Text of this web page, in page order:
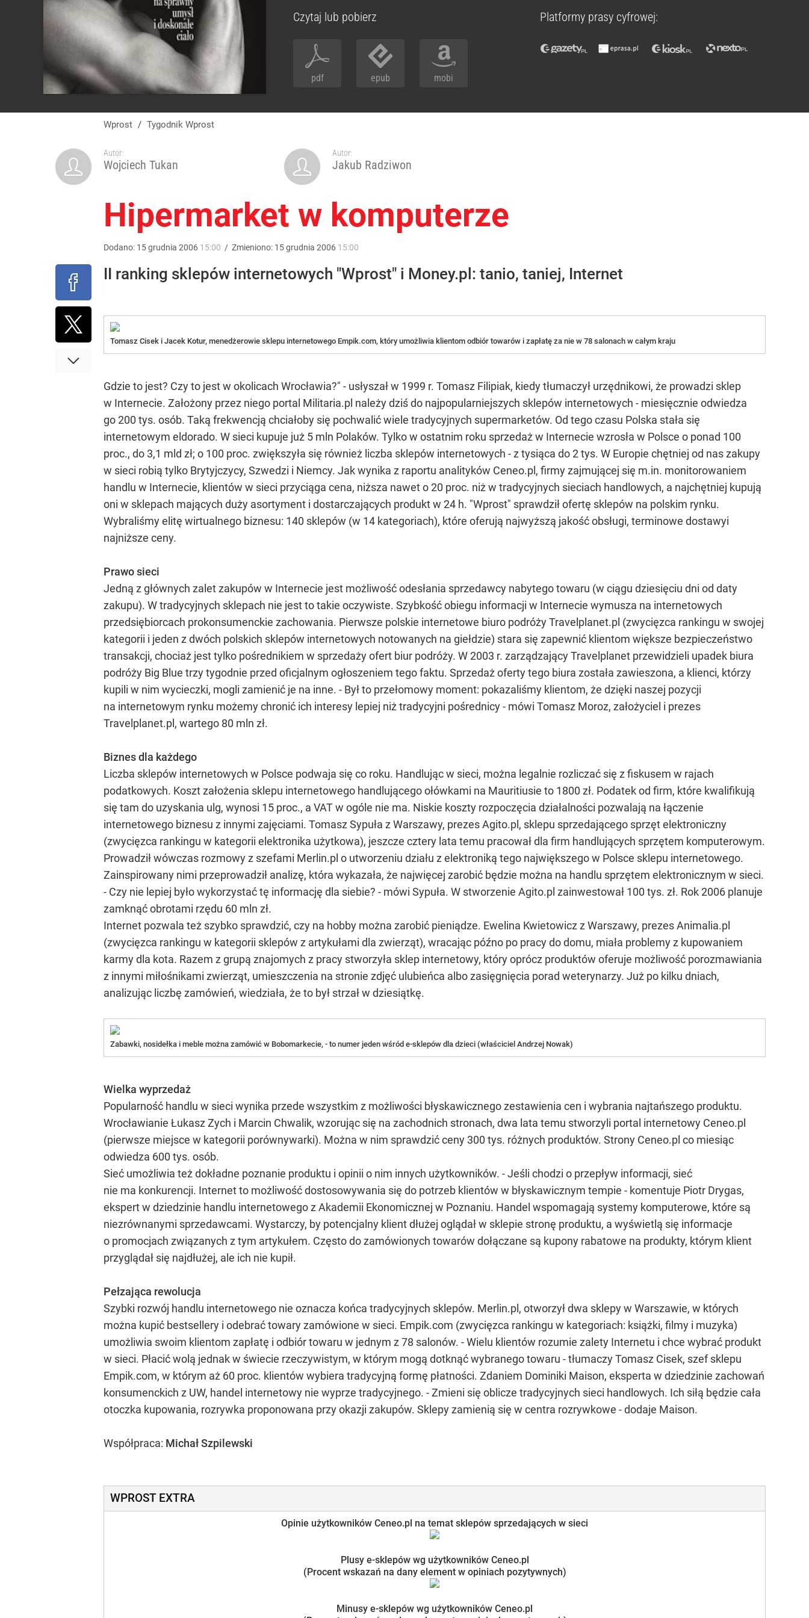
Czytaj lub pobierz
pdf epub mobi
Platformy prasy cyfrowej:
Wprost / Tygodnik Wprost
Autor:
Wojciech Tukan
Autor:
Jakub Radziwon
Hipermarket w komputerze
Dodano: 15grudnia 2006 15:00 / Zmieniono: 15grudnia 2006 15:00
II ranking sklepów internetowych "Wprost" i Money.pl: tanio, taniej, Internet
Tomasz Cisek i Jacek Kotur, menedżerowie sklepu internetowego Empik.com, który umożliwia klientom odbiór towarów i zapłatę za nie w 78 salonach w całym kraju
Gdzie to jest? Czy to jest w okolicach Wrocławia?" - usłyszał w 1999 r. Tomasz Filipiak, kiedy tłumaczył urzędnikowi, że prowadzi sklep
w Internecie. Założony przez niego portal Militaria.pl należy dziś do najpopularniejszych sklepów internetowych - miesięcznie odwiedza
go 200 tys. osób. Taką frekwencją chciałoby się pochwalić wiele tradycyjnych supermarketów. Od tego czasu Polska stała się
internetowym eldorado. W sieci kupuje już 5 mln Polaków. Tylko w ostatnim roku sprzedaż w Internecie wzrosła w Polsce o ponad 100
proc., do 3,1 mld zł; o 100 proc. zwiększyła się również liczba sklepów internetowych - z tysiąca do 2 tys. W Europie chętniej od nas zakupy
w sieci robią tylko Brytyjczycy, Szwedzi i Niemcy. Jak wynika z raportu analityków Ceneo.pl, firmy zajmującej się m.in. monitorowaniem
handlu w Internecie, klientów w sieci przyciąga cena, niższa nawet o 20 proc. niż w tradycyjnych sieciach handlowych, a najchętniej kupują
oni w sklepach mających duży asortyment i dostarczających produkt w 24 h. "Wprost" sprawdził ofertę sklepów na polskim rynku.
Wybraliśmy elitę wirtualnego biznesu: 140 sklepów (w 14 kategoriach), które oferują najwyższą jakość obsługi, terminowe dostawyi
najniższe ceny.
Prawo sieci
Jedną z głównych zalet zakupów w Internecie jest możliwość odesłania sprzedawcy nabytego towaru (w ciągu dziesięciu dni od daty
zakupu). W tradycyjnych sklepach nie jest to takie oczywiste. Szybkość obiegu informacji w Internecie wymusza na internetowych
przedsiębiorcach prokonsumenckie zachowania. Pierwsze polskie internetowe biuro podróży Travelplanet.pl (zwycięzca rankingu w swojej
kategorii i jeden z dwóch polskich sklepów internetowych notowanych na giełdzie) stara się zapewnić klientom większe bezpieczeństwo
transakcji, chociaż jest tylko pośrednikiem w sprzedaży ofert biur podróży. W 2003 r. zarządzający Travelplanet przewidzieli upadek biura
podróży Big Blue trzy tygodnie przed oficjalnym ogłoszeniem tego faktu. Sprzedaż oferty tego biura została zawieszona, a klienci, którzy
kupili w nim wycieczki, mogli zamienić je na inne. - Był to przełomowy moment: pokazaliśmy klientom, że dzięki naszej pozycji
na internetowym rynku możemy chronić ich interesy lepiej niż tradycyjni pośrednicy - mówi Tomasz Moroz, założyciel i prezes
Travelplanet.pl, wartego 80 mln zł.
Biznes dla każdego
Liczba sklepów internetowych w Polsce podwaja się co roku. Handlując w sieci, można legalnie rozliczać się z fiskusem w rajach
podatkowych. Koszt założenia sklepu internetowego handlującego ołówkami na Mauritiusie to 1800 zł. Podatek od firm, które kwalifikują
się tam do uzyskania ulg, wynosi 15 proc., a VAT w ogóle nie ma. Niskie koszty rozpoczęcia działalności pozwalają na łączenie
internetowego biznesu z innymi zajęciami. Tomasz Sypuła z Warszawy, prezes Agito.pl, sklepu sprzedającego sprzęt elektroniczny
(zwycięzca rankingu w kategorii elektronika użytkowa), jeszcze cztery lata temu pracował dla firm handlujących sprzętem komputerowym.
Prowadził wówczas rozmowy z szefami Merlin.pl o utworzeniu działu z elektroniką tego największego w Polsce sklepu internetowego.
Zainspirowany nimi przeprowadził analizę, która wykazała, że najwięcej zarobić będzie można na handlu sprzętem elektronicznym w sieci.
- Czy nie lepiej było wykorzystać tę informację dla siebie? - mówi Sypuła. W stworzenie Agito.pl zainwestował 100 tys. zł. Rok 2006 planuje
zamknąć obrotami rzędu 60 mln zł.
Internet pozwala też szybko sprawdzić, czy na hobby można zarobić pieniądze. Ewelina Kwietowicz z Warszawy, prezes Animalia.pl
(zwycięzca rankingu w kategorii sklepów z artykułami dla zwierząt), wracając późno po pracy do domu, miała problemy z kupowaniem
karmy dla kota. Razem z grupą znajomych z pracy stworzyła sklep internetowy, który oprócz produktów oferuje możliwość porozmawiania
z innymi miłośnikami zwierząt, umieszczenia na stronie zdjęć ulubieńca albo zasięgnięcia porad weterynarzy. Już po kilku dniach,
analizując liczbę zamówień, wiedziała, że to był strzał w dziesiątkę.
Zabawki, nosidełka i meble można zamówić w Bobomarkecie, - to numer jeden wśród e-sklepów dla dzieci (właściciel Andrzej Nowak)
Wielka wyprzedaż
Popularność handlu w sieci wynika przede wszystkim z możliwości błyskawicznego zestawienia cen i wybrania najtańszego produktu.
Wrocławianie Łukasz Zych i Marcin Chwalik, wzorując się na zachodnich stronach, dwa lata temu stworzyli portal internetowy Ceneo.pl
(pierwsze miejsce w kategorii porównywarki). Można w nim sprawdzić ceny 300 tys. różnych produktów. Strony Ceneo.pl co miesiąc
odwiedza 600 tys. osób.
Sieć umożliwia też dokładne poznanie produktu i opinii o nim innych użytkowników. - Jeśli chodzi o przepływ informacji, sieć
nie ma konkurencji. Internet to możliwość dostosowywania się do potrzeb klientów w błyskawicznym tempie - komentuje Piotr Drygas,
ekspert w dziedzinie handlu internetowego z Akademii Ekonomicznej w Poznaniu. Handel wspomagają systemy komputerowe, które są
niezrównanymi sprzedawcami. Wystarczy, by potencjalny klient dłużej oglądał w sklepie stronę produktu, a wyświetlą się informacje
o promocjach związanych z tym artykułem. Często do zamówionych towarów dołączane są kupony rabatowe na produkty, którym klient
przyglądał się najdłużej, ale ich nie kupił.
Pełzająca rewolucja
Szybki rozwój handlu internetowego nie oznacza końca tradycyjnych sklepów. Merlin.pl, otworzył dwa sklepy w Warszawie, w których
można kupić bestsellery i odebrać towary zamówione w sieci. Empik.com (zwycięzca rankingu w kategoriach: książki, filmy i muzyka)
umożliwia swoim klientom zapłatę i odbiór towaru w jednym z 78 salonów. - Wielu klientów rozumie zalety Internetu i chce wybrać produkt
w sieci. Płacić wolą jednak w świecie rzeczywistym, w którym mogą dotknąć wybranego towaru - tłumaczy Tomasz Cisek, szef sklepu
Empik.com, w którym aż 60 proc. klientów wybiera tradycyjną formę płatności. Zdaniem Dominiki Maison, eksperta w dziedzinie zachowań
konsumenckich z UW, handel internetowy nie wyprze tradycyjnego. - Zmieni się oblicze tradycyjnych sieci handlowych. Ich siłą będzie cała
otoczka kupowania, rozrywka proponowana przy okazji zakupów. Sklepy zamienią się w centra rozrywkowe - dodaje Maison.
Współpraca: Michał Szpilewski
WPROST EXTRA
Opinie użytkowników Ceneo.pl na temat sklepów sprzedających w sieci
Plusy e-sklepów wg użytkowników Ceneo.pl
(Procent wskazań na dany element w opiniach pozytywnych)
Minusy e-sklepów wg użytkowników Ceneo.pl